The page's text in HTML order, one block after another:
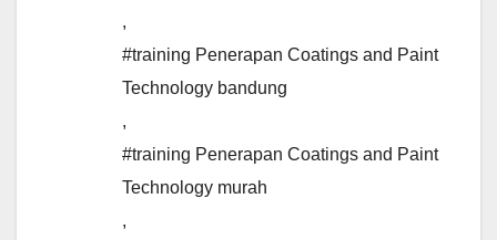
,
#training Penerapan Coatings and Paint
Technology bandung
,
#training Penerapan Coatings and Paint
Technology murah
,